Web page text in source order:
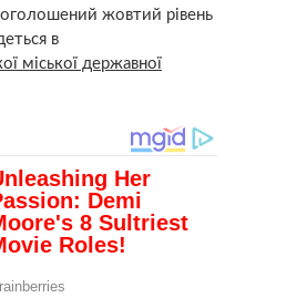
жовтий рівень
в
міської державної